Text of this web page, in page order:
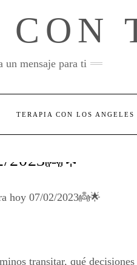
un mensaje para ti
TERAPIA CON LOS ANGELES
2023👼🌟
hoy 07/02/2023👼🌟
transitar, qué